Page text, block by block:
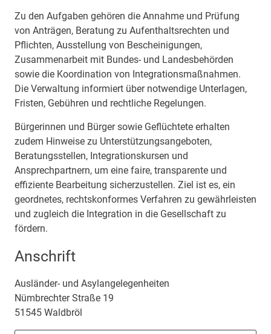
Zu den Aufgaben gehören die Annahme und Prüfung
von Anträgen, Beratung zu Aufenthaltsrechten und
Pflichten, Ausstellung von Bescheinigungen,
Zusammenarbeit mit Bundes- und Landesbehörden
sowie die Koordination von Integrationsmaßnahmen.
Die Verwaltung informiert über notwendige Unterlagen,
Fristen, Gebühren und rechtliche Regelungen.
Bürgerinnen und Bürger sowie Geflüchtete erhalten
zudem Hinweise zu Unterstützungsangeboten,
Beratungsstellen, Integrationskursen und
Ansprechpartnern, um eine faire, transparente und
effiziente Bearbeitung sicherzustellen. Ziel ist es, ein
geordnetes, rechtskonformes Verfahren zu gewährleisten
und zugleich die Integration in die Gesellschaft zu
fördern.
Anschrift
Ausländer- und Asylangelegenheiten
Nümbrechter Straße 19
51545 Waldbröl